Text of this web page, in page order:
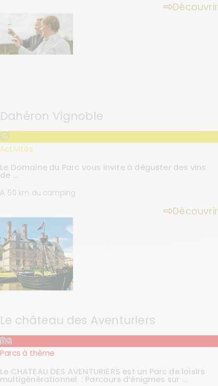
Découvrir
Dahéron Vignoble
Activités
Le Domaine du Parc vous invite à déguster des vins
de ...
À 50 km du camping
Découvrir
Le château des Aventuriers
Parcs à thème
Le CHATEAU DES AVENTURIERS est un Parc de loisirs
multigénérationnel : Parcours d’énigmes sur ...